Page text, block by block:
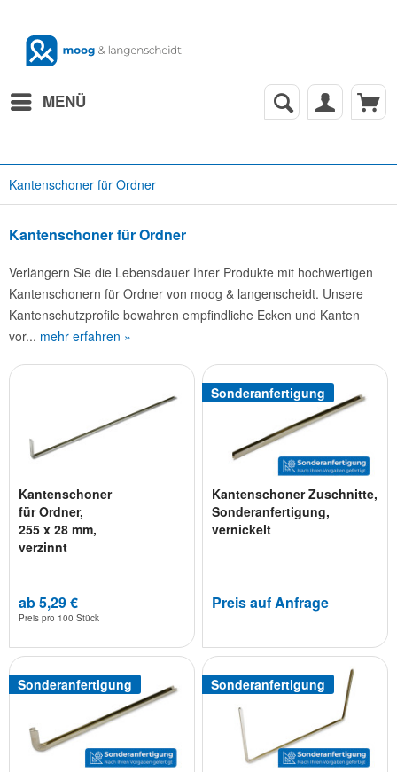
MENÜ
Kantenschoner für Ordner
Kantenschoner für Ordner
Verlängern Sie die Lebensdauer Ihrer Produkte mit hochwertigen
Kantenschonern für Ordner von moog & langenscheidt. Unsere
Kantenschutzprofile bewahren empfindliche Ecken und Kanten
vor... mehr erfahren »
Kantenschoner
für Ordner,
255 x 28 mm,
verzinnt
ab 5,29 €
Preis pro 100 Stück
Sonderanfertigung
Kantenschoner Zuschnitte,
Sonderanfertigung,
vernickelt
Preis auf Anfrage
Sonderanfertigung Sonderanfertigung